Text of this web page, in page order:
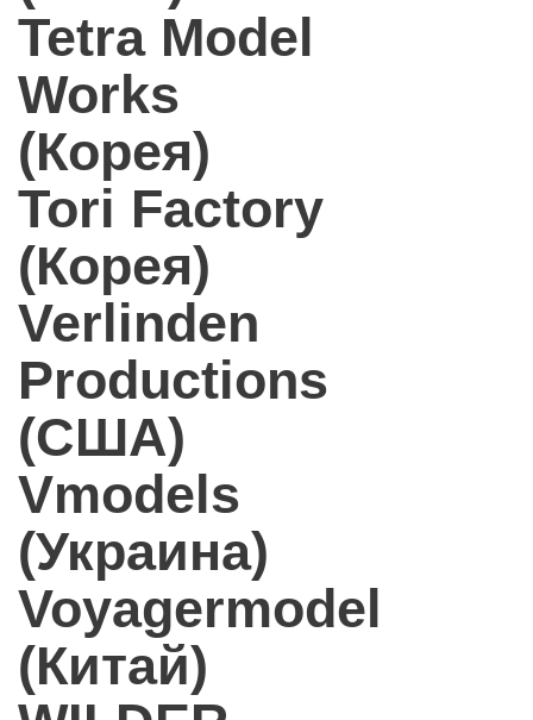
Tetra Model
Works
(Корея)
Tori Factory
(Корея)
Verlinden
Productions
(США)
Vmodels
(Украина)
Voyagermodel
(Китай)